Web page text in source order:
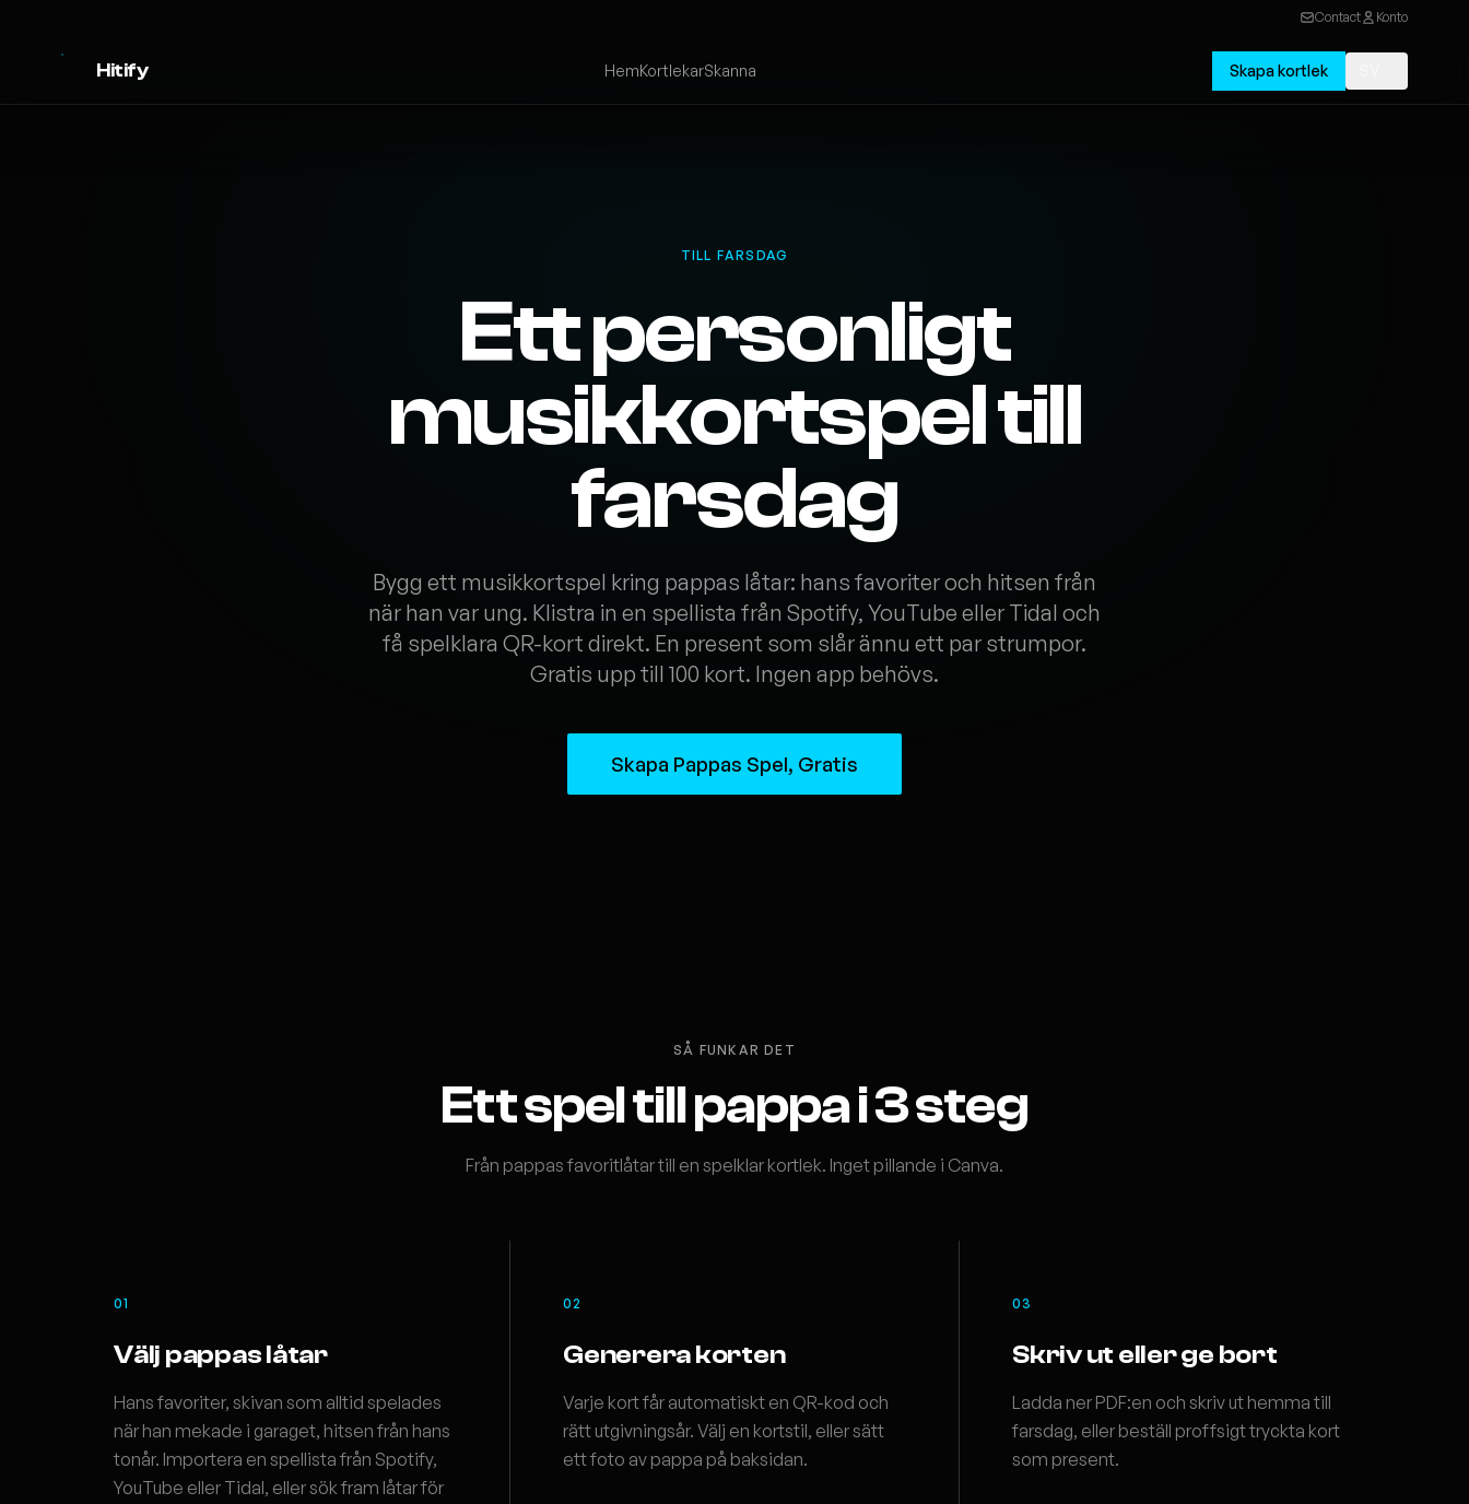
Contact Konto
Hitify HemKortlekarSkanna Skapa kortlek
TILL FARSDAG
Ett personligt
musikkortspel till
farsdag
Bygg ett musikkortspel kring pappas låtar: hans favoriter och hitsen från
när han var ung. Klistra in en spellista från Spotify, YouTube eller Tidal och
få spelklara QR-kort direkt. En present som slår ännu ett par strumpor.
Gratis upp till 100 kort. Ingen app behövs.
Skapa Pappas Spel, Gratis
SÅ FUNKAR DET
Ett spel till pappa i 3 steg
Från pappas favoritlåtar till en spelklar kortlek. Inget pillande i Canva.
01
Välj pappas låtar
Hans favoriter, skivan som alltid spelades
när han mekade i garaget, hitsen från hans
tonår. Importera en spellista från Spotify,
YouTube eller Tidal, eller sök fram låtar för
02
Generera korten
Varje kort får automatiskt en QR-kod och
rätt utgivningsår. Välj en kortstil, eller sätt
ett foto av pappa på baksidan.
03
Skriv ut eller ge bort
Ladda ner PDF:en och skriv ut hemma till
farsdag, eller beställ proffsigt tryckta kort
som present.